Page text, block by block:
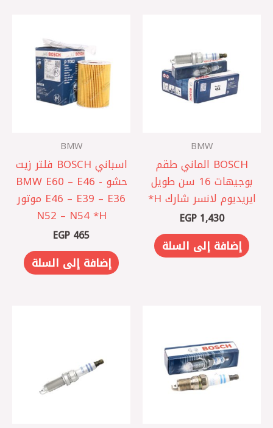
BMW
BOSCH الماني طقم
بوجيهات 16 سن طويل
ايريديوم لانسر شارك H*
EGP1,430
إضافة إلى السلة
BMW
اسباني BOSCH فلتر زيت
حشو BMW E60 – E46 -
E46 – E39 – E36 موتور
N52 – N54 *H
EGP 465
إضافة إلى السلة